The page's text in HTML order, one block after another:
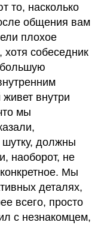
то, насколько
общения вам
плохое
собеседник
внутри
мы
должны
наоборот, не
Мы
деталях,
всего, просто
с незнакомцем,